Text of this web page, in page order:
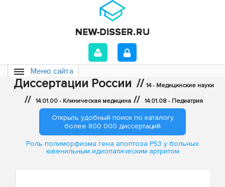
Меню сайта
Диссертации России // 14 - Медицинские науки
// 14.01.00 - Клиническая медицина // 14.01.08 - Педиатрия
Открыть удобный поиск по каталогу
более 800 000 диссертаций
Роль полиморфизма гена апоптоза Р53 у больных
ювенильным идиопатическим артритом